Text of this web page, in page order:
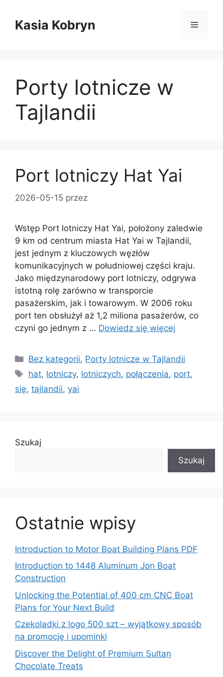
treściKasia Kobryn Menu
Porty lotnicze w
Tajlandii
Port lotniczy Hat Yai
2026-05-15 przez
Wstęp Port lotniczy Hat Yai, położony zaledwie
9 km od centrum miasta Hat Yai w Tajlandii,
jest jednym z kluczowych węzłów
komunikacyjnych w południowej części kraju.
Jako międzynarodowy port lotniczy, odgrywa
istotną rolę zarówno w transporcie
pasażerskim, jak i towarowym. W 2006 roku
port ten obsłużył aż 1,2 miliona pasażerów, co
czyni go jednym z … Dowiedz się więcej
Kategorie
Bez kategorii, Porty lotnicze w Tajlandii
Tagi
hat, lotniczy, lotniczych, połączenia, port,
się, tajlandii, yai
Szukaj
Szukaj
Ostatnie wpisy
Introduction to Motor Boat Building Plans PDF
Introduction to 1448 Aluminum Jon Boat
Construction
Unlocking the Potential of 400 cm CNC Boat
Plans for Your Next Build
Czekoladki z logo 500 szt – wyjątkowy sposób
na promocję i upominki
Discover the Delight of Premium Sultan
Chocolate Treats